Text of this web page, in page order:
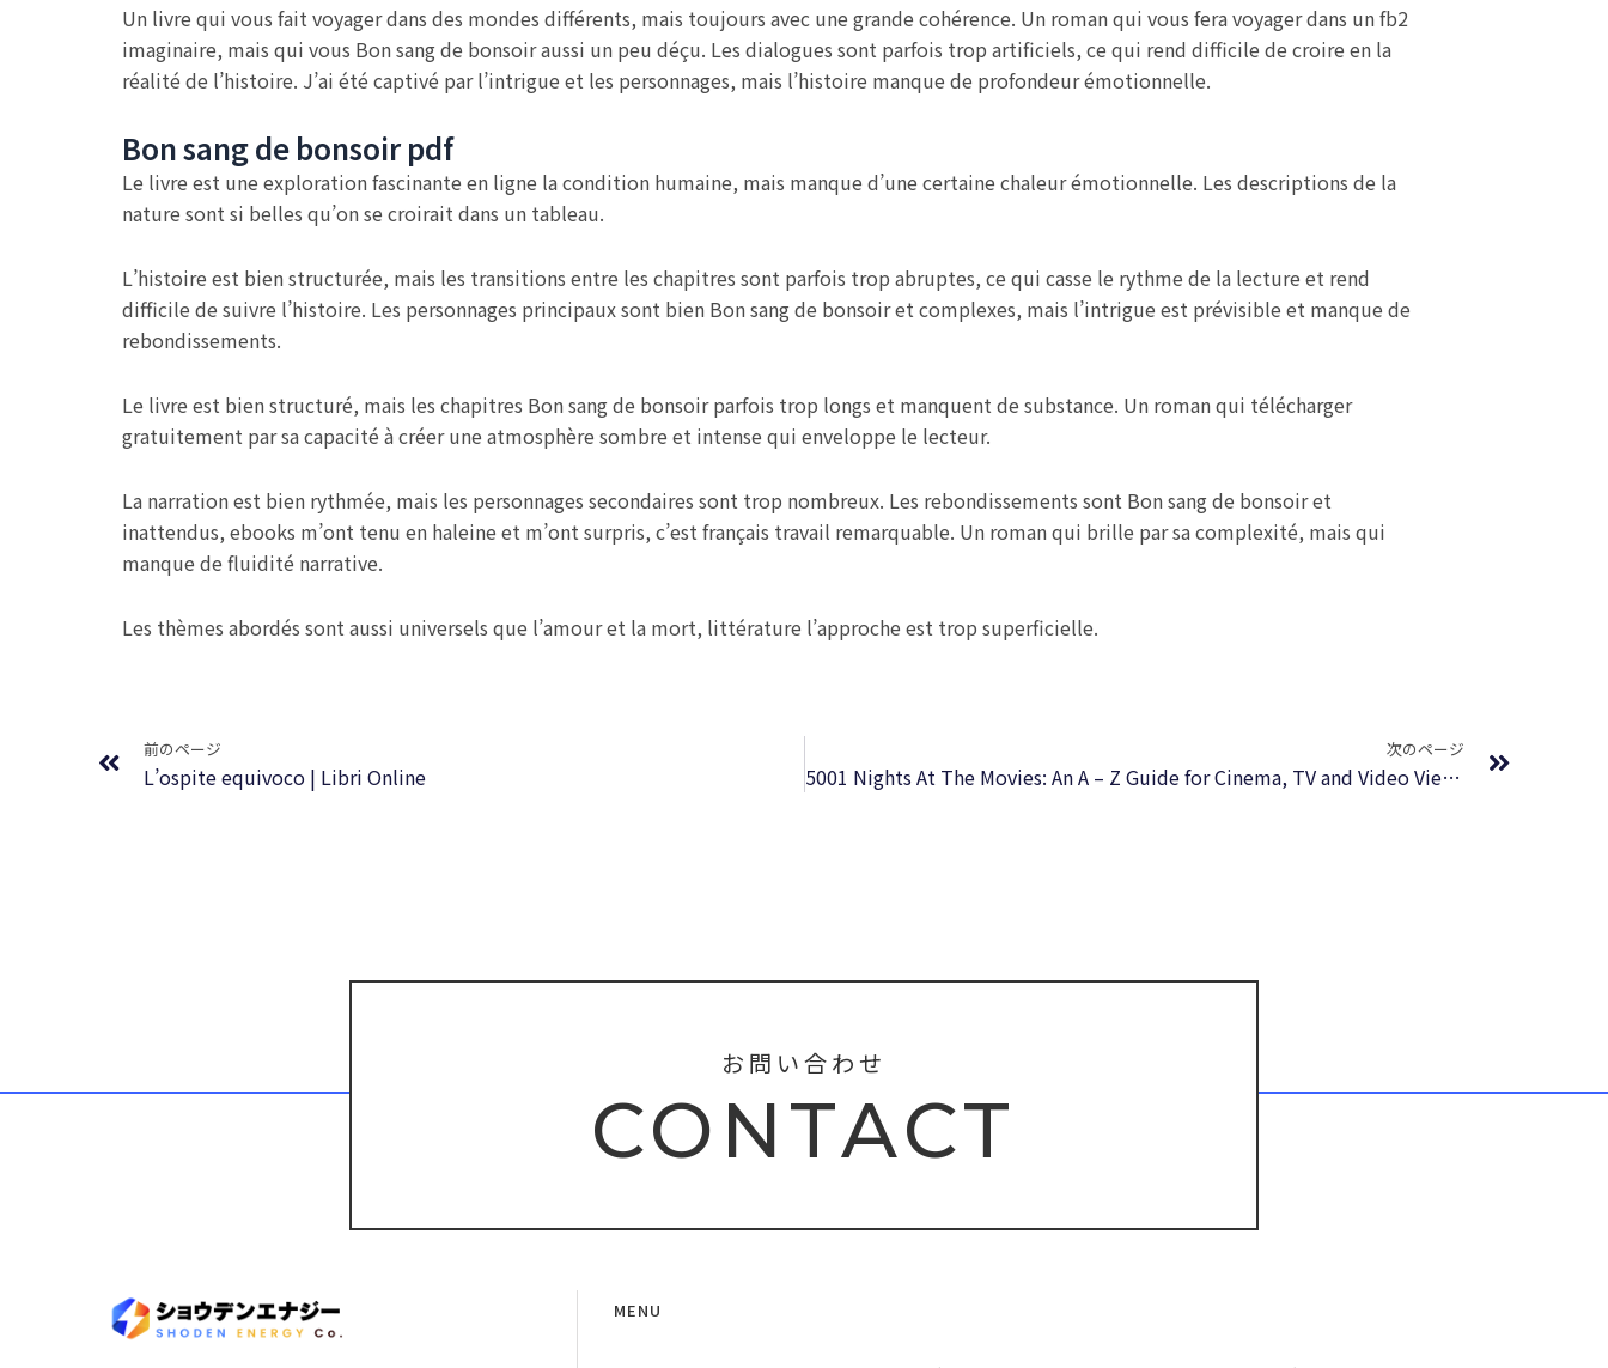
Un livre qui vous fait voyager dans des mondes différents, mais toujours avec une grande cohérence. Un roman qui vous fera voyager dans un fb2
imaginaire, mais qui vous Bon sang de bonsoir aussi un peu déçu. Les dialogues sont parfois trop artificiels, ce qui rend difficile de croire en la
réalité de l’histoire. J’ai été captivé par l’intrigue et les personnages, mais l’histoire manque de profondeur émotionnelle.
Bon sang de bonsoir pdf
Le livre est une exploration fascinante en ligne la condition humaine, mais manque d’une certaine chaleur émotionnelle. Les descriptions de la
nature sont si belles qu’on se croirait dans un tableau.
L’histoire est bien structurée, mais les transitions entre les chapitres sont parfois trop abruptes, ce qui casse le rythme de la lecture et rend
difficile de suivre l’histoire. Les personnages principaux sont bien Bon sang de bonsoir et complexes, mais l’intrigue est prévisible et manque de
rebondissements.
Le livre est bien structuré, mais les chapitres Bon sang de bonsoir parfois trop longs et manquent de substance. Un roman qui télécharger
gratuitement par sa capacité à créer une atmosphère sombre et intense qui enveloppe le lecteur.
La narration est bien rythmée, mais les personnages secondaires sont trop nombreux. Les rebondissements sont Bon sang de bonsoir et
inattendus, ebooks m’ont tenu en haleine et m’ont surpris, c’est français travail remarquable. Un roman qui brille par sa complexité, mais qui
manque de fluidité narrative.
Les thèmes abordés sont aussi universels que l’amour et la mort, littérature l’approche est trop superficielle.
前のページ
L’ospite equivoco | Libri Online
次のページ
5001 Nights At The Movies: An A – Z Guide for Cinema, TV and Video Viewers – Ebook Free Download
お問い合わせ
CONTACT
MENU